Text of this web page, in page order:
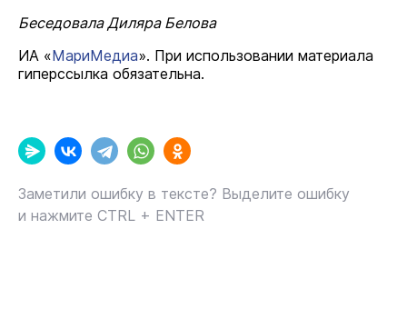
Беседовала Диляра Белова
ИА «МариМедиа». При использовании материала
гиперссылка обязательна.
Заметили ошибку в тексте? Выделите ошибку
и нажмите CTRL + ENTER